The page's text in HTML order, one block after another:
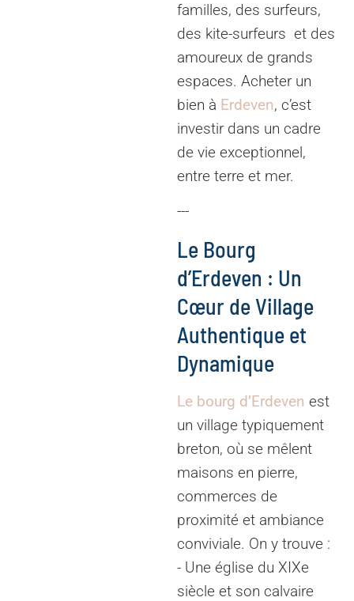
familles, des surfeurs,
des kite-surfeurs et des
amoureux de grands
espaces. Acheter un
bien à Erdeven, c’est
investir dans un cadre
de vie exceptionnel,
entre terre et mer.
---
Le Bourg
d’Erdeven : Un
Cœur de Village
Authentique et
Dynamique
Le bourg d’Erdeven est
un village typiquement
breton, où se mêlent
maisons en pierre,
commerces de
proximité et ambiance
conviviale. On y trouve :
- Une église du XIXe
siècle et son calvaire